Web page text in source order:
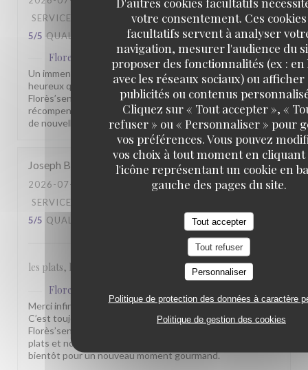
votre consentement. Ces cookies
facultatifs servent à analyser
navigation, mesurer l'audience du
proposer des fonctionnalités (ex : en
avec les réseaux sociaux) ou afficher
publicités ou contenus
Cliquez sur « Tout accepter », «
refuser » ou « Personnaliser » pour
vos préférences. Vous pouvez
vos choix à tout moment en
l'icône représentant un cookie en
gauche des pages du site.
Tout accepter
Tout refuser
Personnaliser
Politique de protection des données à caractère
Politique de gestion des cookies
SERVICE
AMBIANCE: 4/5 CUISINE:
5/5 QUALITÉ / PRIX 5/5
Flores'sens
a répondu à cet avis
Un immense merci pour vos 5 étoiles ! Nous sommes très
heureux que vous ayez apprécié votre passage au
Florès’sens. Vos encouragements sont une belle
récompense pour toute notre équipe. À très bientôt pour
de nouvelles découvertes gustatives.
Joseph B
2026-07-26
- 13:00 - COUVERTS 6
SERVICE
5/5 QUALITÉ / PRIX
les plats, le service, le prix des boissons tout est au top
Flores'sens
Merci infiniment pour votre fidélité et votre confiance.
C’est toujours un immense plaisir de vous accueillir au
Florès’sens. Savoir que vous continuez à apprécier nos
plats et notre accueil nous touche profondément. À très
bientôt pour un nouveau moment gourmand.